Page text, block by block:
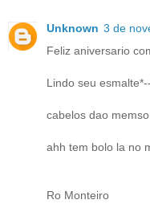
Unknown 3 de
Feliz aniversario
Lindo seu
cabelos dao
ahh tem bolo la no
Ro Monteiro